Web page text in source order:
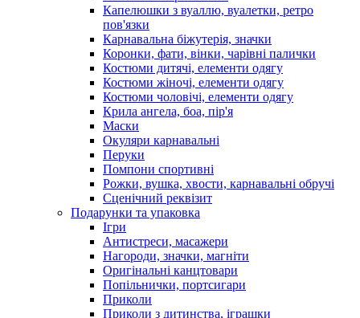
Капелюшки з вуаллю, вуалетки, ретро
пов'язки
Карнавальна біжутерія, значки
Коронки, фати, вінки, чарівні палички
Костюми дитячі, елементи одягу
Костюми жіночі, елементи одягу
Костюми чоловічі, елементи одягу
Крила ангела, боа, пір'я
Маски
Окуляри карнавальні
Перуки
Помпони спортивні
Рожки, вушка, хвости, карнавальні обручі
Сценічний реквізит
Подарунки та упаковка
Ігри
Антистреси, масажери
Нагороди, значки, магніти
Оригінальні канцтовари
Попільнички, портсигари
Приколи
Приколи з дитинства, іграшки